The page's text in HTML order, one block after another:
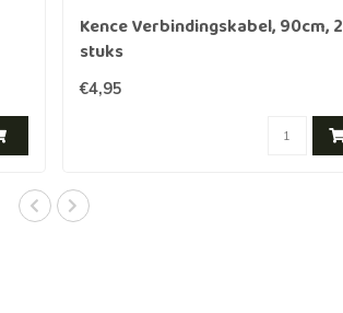
Kence Verbindingskabel, 90cm, 2
stuks
€4,95